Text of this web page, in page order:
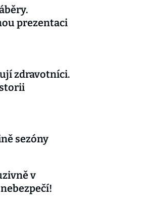
prezentaci
zdravotníci.
sezóny
v